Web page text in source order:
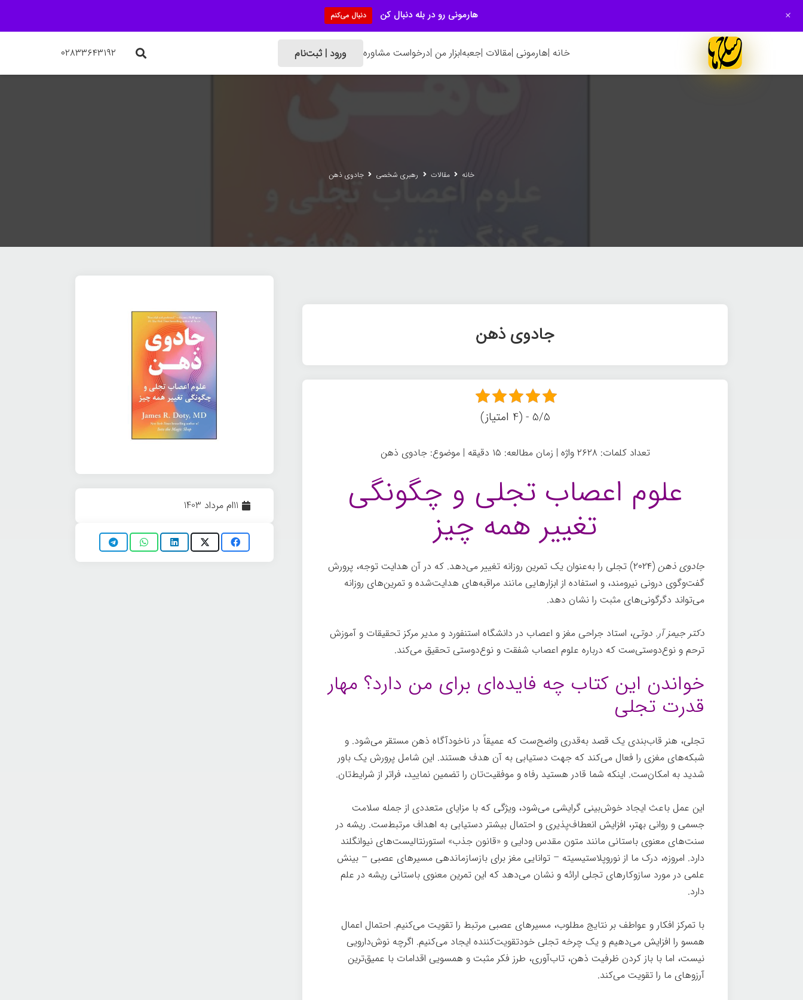
خانه |هارمونی |مقالات |جعبه‌ابزار من |درخواست مشاوره ورود | ثبت‌نام ۰۲۸۳۳۶۴۳۱۹۲
خانه مقالات رهبری شخصی جادوی ذهن
جادوی ذهن
5/5 - (4 امتیاز)
تعداد کلمات: ۲۶۲۸ واژه | زمان مطالعه: ۱۵ دقیقه | موضوع: جادوی ذهن
علوم اعصاب تجلی و چگونگی
تغییر همه چیز
جادوی ذهن
(۲۰۲۴) تجلی را به‌عنوان یک تمرین روزانه تغییر می‌دهد. که در آن هدایت توجه، پرورش
گفت‌وگوی درونی نیرومند، و استفاده از ابزارهایی مانند مراقبه‌های هدایت‌شده و تمرین‌های روزانه
می‌تواند دگرگونی‌های مثبت را نشان دهد.
دکتر جیمز آر. دوتی، استاد جراحی مغز و اعصاب در دانشگاه استنفورد و مدیر مرکز تحقیقات و آموزش
ترحم و نوع‌دوستی‌ست که درباره علوم اعصاب شفقت و نوع‌دوستی تحقیق می‌کند.
خواندن این کتاب چه فایده‌ای برای من دارد؟ مهار
قدرت تجلی
تجلی، هنر قاب‌بندی یک قصد به‌قدری واضح‌ست که عمیقاً در ناخودآگاه ذهن مستقر می‌شود. و
شبکه‌های مغزی را فعال می‌کند که جهت دستیابی به آن هدف هستند. این شامل پرورش یک باور
شدید به امکان‌ست. اینکه شما قادر هستید رفاه و موفقیت‌تان را تضمین نمایید، فراتر از شرایط‌تان.
این عمل باعث ایجاد خوش‌بینی گرایشی می‌شود، ویژگی که با مزایای متعددی از جمله سلامت
جسمی و روانی بهتر، افزایش انعطاف‌پذیری و احتمال بیشتر دستیابی به اهداف مرتبط‌ست. ریشه در
سنت‌های معنوی باستانی مانند متون مقدس ودایی و «قانون جذب» استورنتالیست‌های نیوانگلند
دارد. امروزه، درک ما از نوروپلاستیسیته – توانایی مغز برای بازسازماندهی مسیرهای عصبی – بینش
علمی در مورد سازوکارهای تجلی ارائه و نشان می‌دهد که این تمرین معنوی باستانی ریشه در علم
دارد.
با تمرکز افکار و عواطف بر نتایج مطلوب، مسیرهای عصبی مرتبط را تقویت می‌کنیم. احتمال اعمال
همسو را افزایش می‌دهیم و یک چرخه تجلی خودتقویت‌کننده ایجاد می‌کنیم. اگرچه نوش‌دارویی
نیست، اما با باز کردن ظرفیت ذهن، تاب‌آوری، طرز فکر مثبت و همسویی اقدامات با عمیق‌ترین
آرزوهای ما را تقویت می‌کند.
11ام مرداد 1403
هارمونی رو در بله دنبال کن دنبال می‌کنم +